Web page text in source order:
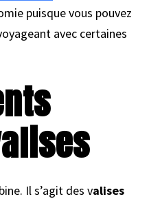
puisque vous pouvez
avec certaines
Il s’agit des valises